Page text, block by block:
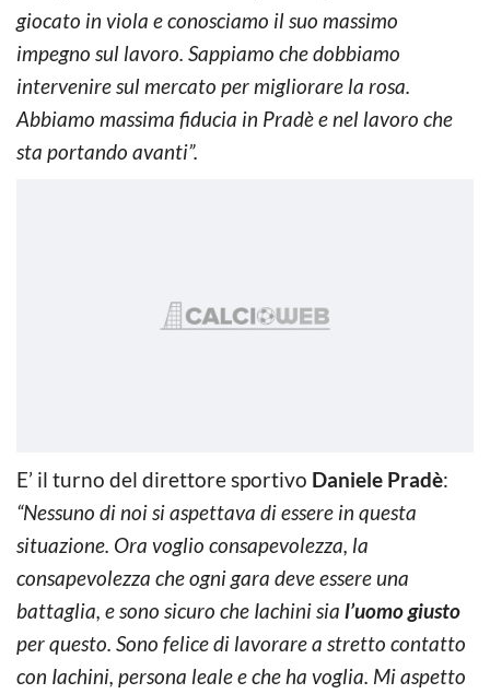
giocato in viola e conosciamo il suo massimo
impegno sul lavoro. Sappiamo che dobbiamo
intervenire sul mercato per migliorare la rosa.
Abbiamo massima fiducia in Pradè e nel lavoro che
sta portando avanti”.
E’ il turno del direttore sportivo Daniele Pradè:
“Nessuno di noi si aspettava di essere in questa
situazione. Ora voglio consapevolezza, la
consapevolezza che ogni gara deve essere una
battaglia, e sono sicuro che Iachini sia l’uomo giusto
per questo. Sono felice di lavorare a stretto contatto
con Iachini, persona leale e che ha voglia. Mi aspetto